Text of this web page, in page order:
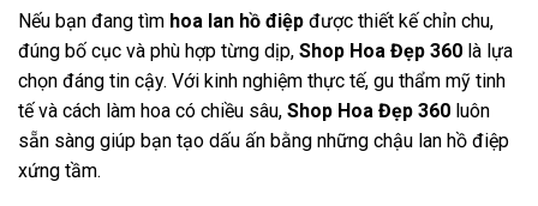
Nếu bạn đang tìm hoa lan hồ điệp được thiết kế chỉn chu,
đúng bố cục và phù hợp từng dịp, Shop Hoa Đẹp 360 là lựa
chọn đáng tin cậy. Với kinh nghiệm thực tế, gu thẩm mỹ tinh
tế và cách làm hoa có chiều sâu, Shop Hoa Đẹp 360 luôn
sẵn sàng giúp bạn tạo dấu ấn bằng những chậu lan hồ điệp
xứng tầm.